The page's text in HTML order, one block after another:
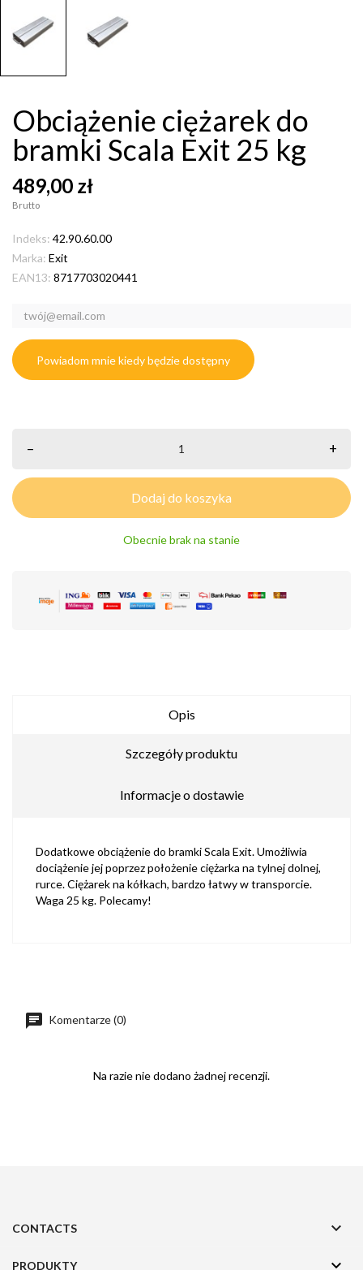
Obciążenie ciężarek do
bramki Scala Exit 25 kg
489,00 zł
Brutto
Indeks: 42.90.60.00
Marka: Exit
EAN13: 8717703020441
Powiadom mnie kiedy będzie dostępny
– +
Dodaj do koszyka
Obecnie brak na stanie
Opis
Szczegóły produktu
Informacje o dostawie
Dodatkowe obciążenie do bramki Scala Exit. Umożliwia
dociążenie jej poprzez położenie ciężarka na tylnej dolnej,
rurce. Ciężarek na kółkach, bardzo łatwy w transporcie.
Waga 25 kg. Polecamy!
Komentarze (0)
Na razie nie dodano żadnej recenzji.
CONTACTS 
PRODUKTY 